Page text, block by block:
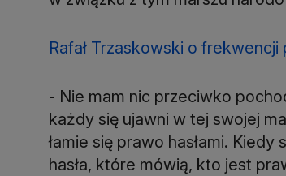
Rafał Trzaskowski o
- Nie mam nic przeciwko
każdy się ujawni w tej swojej
łamie się prawo hasłami.
hasła, które mówią, kto jest